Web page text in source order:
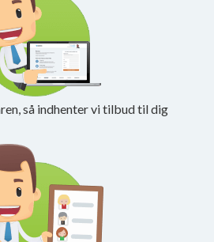
så indhenter vi tilbud til dig